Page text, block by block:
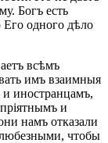
Богъ есть
Его одного дѣло
всѣмъ
имъ взаимныя
и иностранцамъ,
и
намъ отказали
чтобы